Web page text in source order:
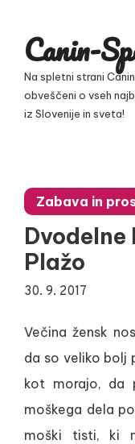
contentCanin-
Na spletni strani
obveščeni o vseh
iz Slovenije in sveta!
Zabava in
Dvodelne
Plažo
30. 9. 2017
Večina žensk
da so veliko bolj
kot morajo, da
moškega dela
moški tisti, ki